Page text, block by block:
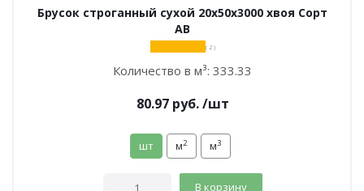
Брусок строганный сухой 20х50х3000 хвоя Сорт
АВ
( 2 )
Количество в м³: 333.33
80.97руб. /шт
шт м2 м3
В корзину